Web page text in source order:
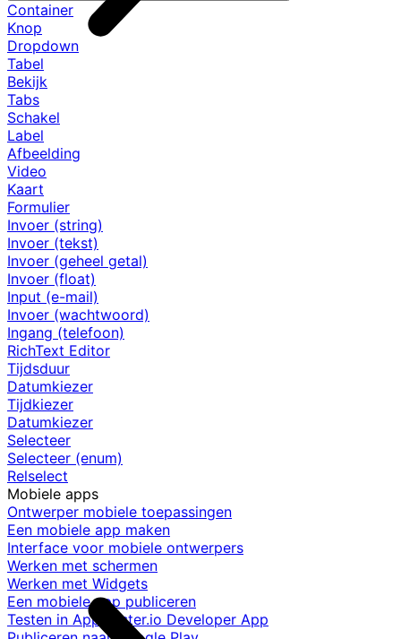
Container
Knop
Dropdown
Tabel
Bekijk
Tabs
Schakel
Label
Afbeelding
Video
Kaart
Formulier
Invoer (string)
Invoer (tekst)
Invoer (geheel getal)
Invoer (float)
Input (e-mail)
Invoer (wachtwoord)
Ingang (telefoon)
RichText Editor
Tijdsduur
Datumkiezer
Tijdkiezer
Datumkiezer
Selecteer
Selecteer (enum)
Relselect
Mobiele apps
Ontwerper mobiele toepassingen
Een mobiele app maken
Interface voor mobiele ontwerpers
Werken met schermen
Werken met Widgets
Een mobiele app publiceren
Testen in AppMaster.io Developer App